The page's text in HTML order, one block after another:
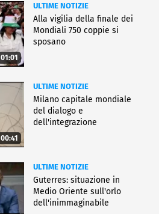
01:01
ULTIME NOTIZIE
Alla vigilia della finale dei
Mondiali 750 coppie si
sposano
00:41
ULTIME NOTIZIE
Milano capitale mondiale
del dialogo e
dell'integrazione
ULTIME NOTIZIE
Guterres: situazione in
Medio Oriente sull'orlo
dell'inimmaginabile